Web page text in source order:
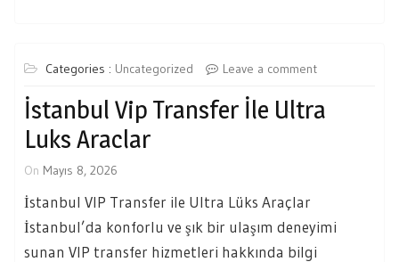
Categories : Uncategorized Leave a comment
İstanbul Vip Transfer İle Ultra
Luks Araclar
On Mayıs 8, 2026
İstanbul VIP Transfer ile Ultra Lüks Araçlar
İstanbul’da konforlu ve şık bir ulaşım deneyimi
sunan VIP transfer hizmetleri hakkında bilgi